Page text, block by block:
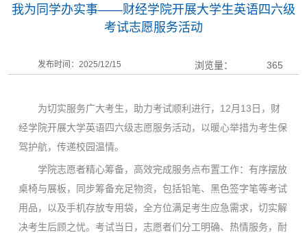
我为同学办实事——财经学院开展大学生英语四六级
考试志愿服务活动
发布时间：2025/12/15 浏览量： 365
为切实服务广大考生，助力考试顺利进行，12月13日，财
经学院开展大学英语四六级志愿服务活动，以暖心举措为考生保
驾护航，传递校园温情。
学院志愿者精心筹备，高效完成服务点布置工作：有序摆放
桌椅与展板，同步筹备充足物资，包括铅笔、黑色签字笔等考试
用品，以及手机存放专用袋，全方位满足考生应急需求，切实解
决考生后顾之忧。考试当日，志愿者们分工明确、热情服务，耐